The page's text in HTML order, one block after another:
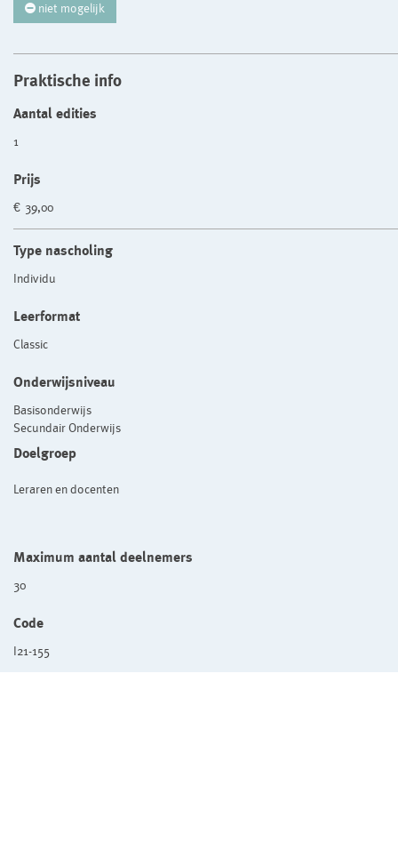
niet mogelijk
Praktische info
Aantal edities
1
Prijs
€ 39,00
Type nascholing
Individu
Leerformat
Classic
Onderwijsniveau
Basisonderwijs
Secundair Onderwijs
Doelgroep
Leraren en docenten
Maximum aantal deelnemers
30
Code
I21-155